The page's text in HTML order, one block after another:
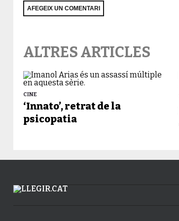
ALTRES ARTICLES
CINE
‘Innato’, retrat de la
psicopatia